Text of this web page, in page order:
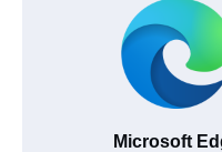
Microsoft